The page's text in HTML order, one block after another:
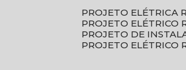
PROJETO ELÉTRICA
PROJETO
PROJETO DE
PROJETO ELÉTRICO